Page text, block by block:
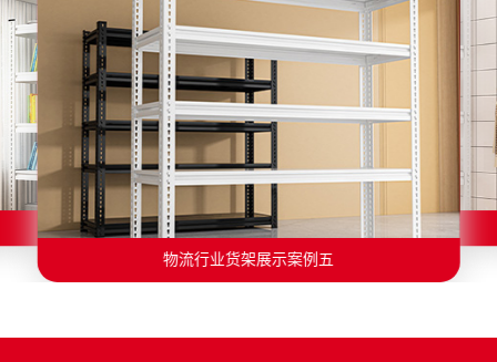
物流行业货架展示案例一
物流行业货架展示案例六
物流行业货架展示案例五
物流行业货架展示案例四
物流行业货架展示案例三
物流行业货架展示案例二